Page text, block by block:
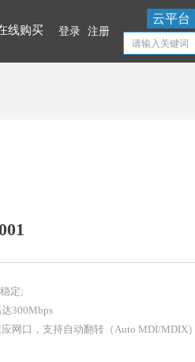
登录 注册
线购买
云平台
定;
300Mbps
网口，支持自动翻转（Auto MDI/MDIX